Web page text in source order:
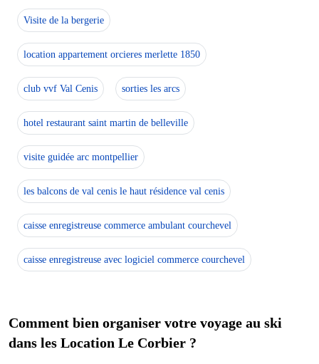
Visite de la bergerie
location appartement orcieres merlette 1850
club vvf Val Cenis sorties les arcs
hotel restaurant saint martin de belleville
visite guidée arc montpellier
les balcons de val cenis le haut résidence val cenis
caisse enregistreuse commerce ambulant courchevel
caisse enregistreuse avec logiciel commerce courchevel
Comment bien organiser votre voyage au ski
dans les Location Le Corbier ?